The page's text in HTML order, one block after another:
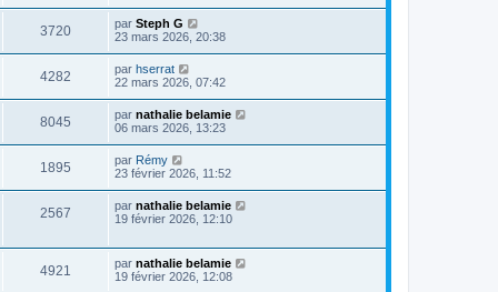
3720 par Steph G
23 mars 2026, 20:38
4282 par hserrat
22 mars 2026, 07:42
8045 par nathalie belamie
06 mars 2026, 13:23
1895 par Rémy
23 février 2026, 11:52
2567 par nathalie belamie
19 février 2026, 12:10
4921 par nathalie belamie
19 février 2026, 12:08